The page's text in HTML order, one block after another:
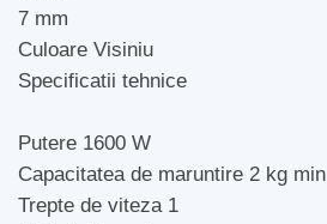
7 mm
Culoare Visiniu
Specificatii tehnice
Putere 1600 W
Capacitatea de maruntire 2 kg min
Trepte de viteza 1